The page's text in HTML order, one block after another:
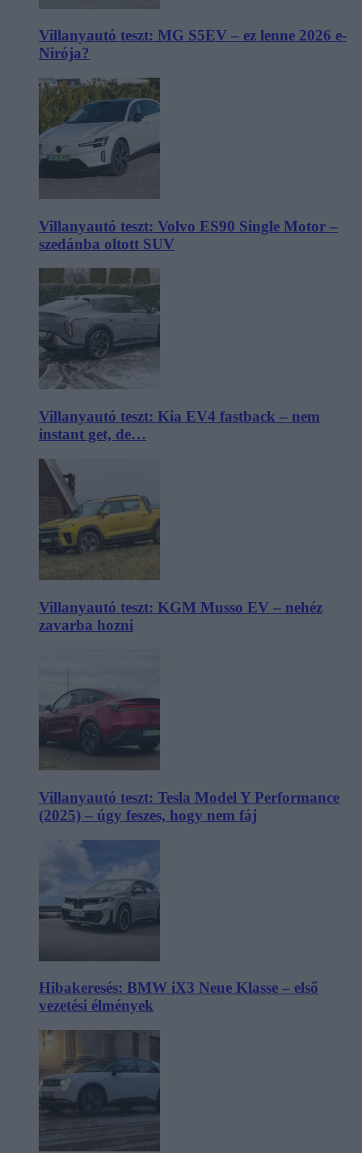
Villanyautó teszt: MG S5EV – ez lenne 2026 e-
Nirója?
Villanyautó teszt: Volvo ES90 Single Motor –
szedánba oltott SUV
Villanyautó teszt: Kia EV4 fastback – nem
instant get, de…
Villanyautó teszt: KGM Musso EV – nehéz
zavarba hozni
Villanyautó teszt: Tesla Model Y Performance
(2025) – úgy feszes, hogy nem fáj
Hibakeresés: BMW iX3 Neue Klasse – első
vezetési élmények